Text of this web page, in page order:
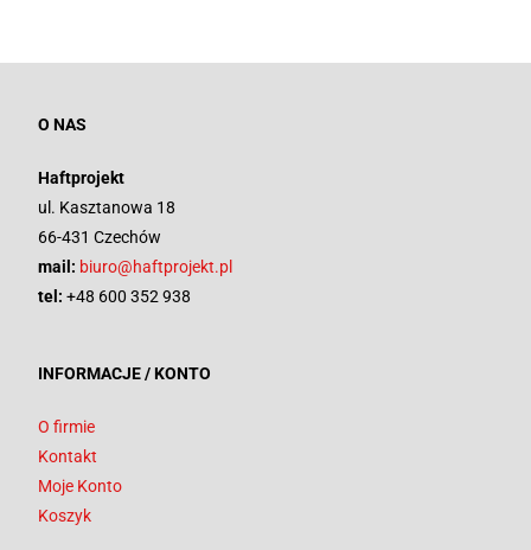
O NAS
Haftprojekt
ul. Kasztanowa 18
66-431 Czechów
mail: biuro@haftprojekt.pl
tel: +48 600 352 938
INFORMACJE / KONTO
O firmie
Kontakt
Moje Konto
Koszyk